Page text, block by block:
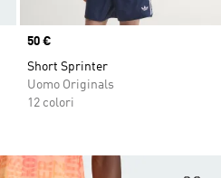
Price
50 €
Short Sprinter
Uomo Originals
12 colori